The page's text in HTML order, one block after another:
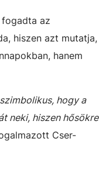
fogadta az
hiszen azt mutatja,
hanem
hogy a
neki, hiszen hősökre
Cser-